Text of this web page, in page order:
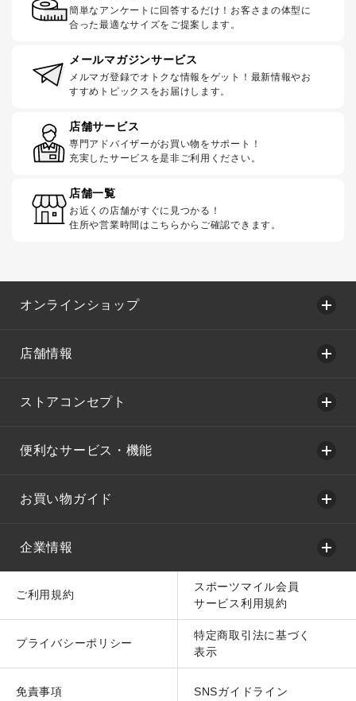
簡単なアンケートに回答するだけ！お客さまの体型に
合った最適なサイズをご提案します。
メールマガジンサービス
メルマガ登録でオトクな情報をゲット！最新情報やお
すすめトピックスをお届けします。
店舗サービス
専門アドバイザーがお買い物をサポート！
充実したサービスを是非ご利用ください。
店舗一覧
お近くの店舗がすぐに見つかる！
住所や営業時間はこちらからご確認できます。
オンラインショップ
店舗情報
ストアコンセプト
便利なサービス・機能
お買い物ガイド
企業情報
ご利用規約
スポーツマイル会員
サービス利用規約
プライバシーポリシー
特定商取引法に基づく
表示
免責事項 SNSガイドライン